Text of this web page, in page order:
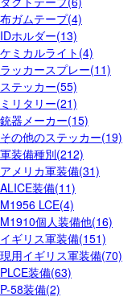
布ガムテープ(4)
IDホルダー(13)
ケミカルライト(4)
ラッカースプレー(11)
ステッカー(55)
ミリタリー(21)
銃器メーカー(15)
その他のステッカー(19)
軍装備種別(212)
アメリカ軍装備(31)
ALICE装備(11)
M1956 LCE(4)
M1910個人装備他(16)
イギリス軍装備(151)
現用イギリス軍装備(70)
PLCE装備(63)
P-58装備(2)